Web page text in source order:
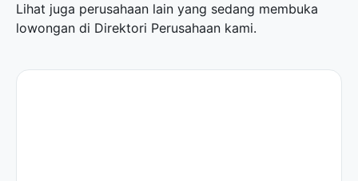
Lihat juga perusahaan lain yang sedang membuka
lowongan di Direktori Perusahaan kami.